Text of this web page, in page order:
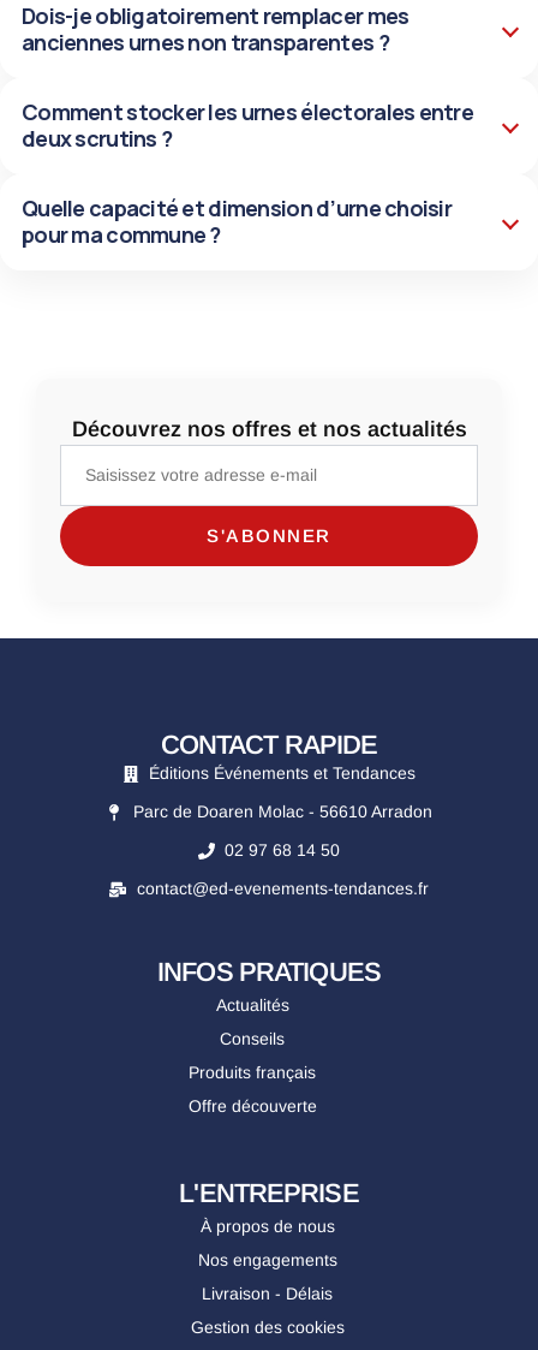
Dois-je obligatoirement remplacer mes
anciennes urnes non transparentes ?
Comment stocker les urnes électorales entre
deux scrutins ?
Quelle capacité et dimension d’urne choisir
pour ma commune ?
Découvrez nos offres et nos actualités
CONTACT RAPIDE
Éditions Événements et Tendances
Parc de Doaren Molac - 56610 Arradon
02 97 68 14 50
contact@ed-evenements-tendances.fr
INFOS PRATIQUES
Actualités
Conseils
Produits français
Offre découverte
L'ENTREPRISE
À propos de nous
Nos engagements
Livraison - Délais
Gestion des cookies